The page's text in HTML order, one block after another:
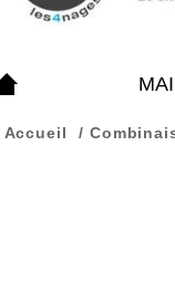
Accueil